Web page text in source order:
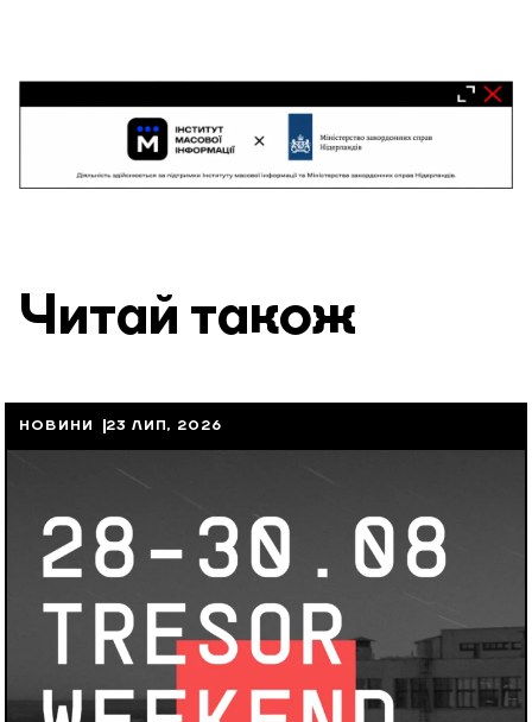
Читай також
НОВИНИ 23 ЛИП, 2026